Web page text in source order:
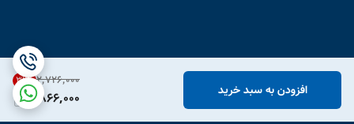
۲٬۷۲۶٬۰۰۰ 31%
1,866,000 افزودن به سبد خرید